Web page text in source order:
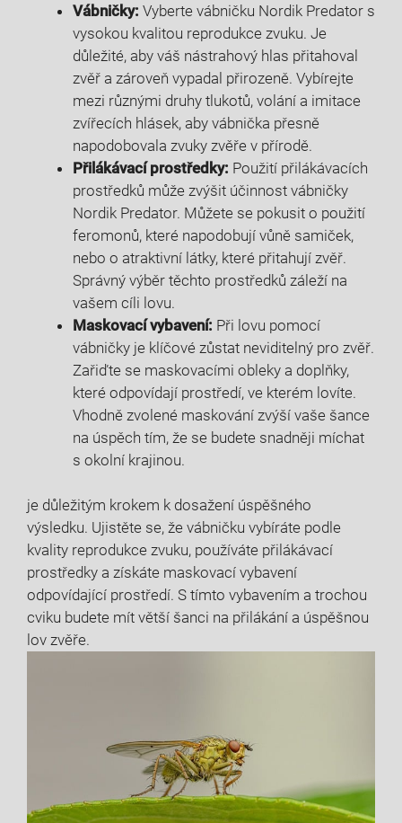
Vábničky: Vyberte vábničku Nordik Predator s
vysokou kvalitou reprodukce zvuku. Je
důležité, aby váš nástrahový hlas přitahoval
zvěř a zároveň vypadal přirozeně. Vybírejte
mezi různými druhy tlukotů, volání a imitace
zvířecích hlásek, aby vábnička přesně
napodobovala zvuky zvěře v přírodě.
Přilákávací prostředky: Použití přilákávacích
prostředků může zvýšit účinnost vábničky
Nordik Predator. Můžete se pokusit o použití
feromonů, které napodobují vůně samiček,
nebo o atraktivní látky, které přitahují zvěř.
Správný výběr těchto prostředků záleží na
vašem cíli lovu.
Maskovací vybavení: Při lovu pomocí
vábničky je klíčové zůstat neviditelný pro zvěř.
Zařiďte se maskovacími obleky a doplňky,
které odpovídají prostředí, ve kterém lovíte.
Vhodně zvolené maskování zvýší vaše šance
na úspěch tím, že se budete snadněji míchat
s okolní krajinou.
je důležitým krokem k dosažení úspěšného
výsledku. Ujistěte se, že vábničku vybíráte podle
kvality reprodukce zvuku, používáte přilákávací
prostředky a získáte maskovací vybavení
odpovídající prostředí. S tímto vybavením a trochou
cviku budete mít větší šanci na přilákání a úspěšnou
lov zvěře.